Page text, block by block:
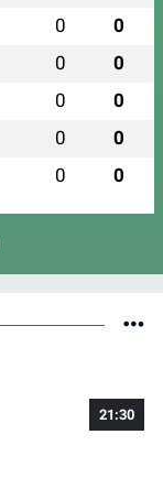
0 0
0 0
0 0
0 0
0 0
21:30